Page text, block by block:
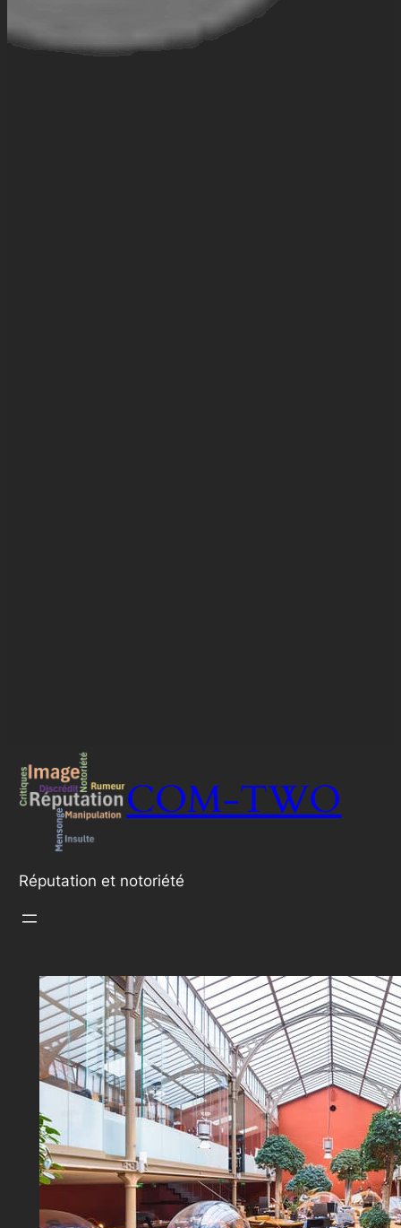
COM-TWO
Réputation et notoriété